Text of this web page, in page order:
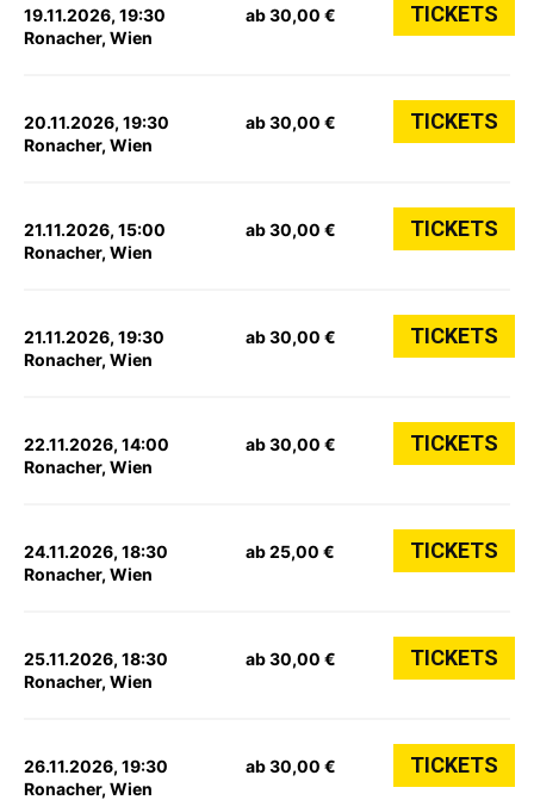
19.11.2026, 19:30
Ronacher, Wien
ab 30,00 € TICKETS
20.11.2026, 19:30
Ronacher, Wien
ab 30,00 € TICKETS
21.11.2026, 15:00
Ronacher, Wien
ab 30,00 € TICKETS
21.11.2026, 19:30
Ronacher, Wien
ab 30,00 € TICKETS
22.11.2026, 14:00
Ronacher, Wien
ab 30,00 € TICKETS
24.11.2026, 18:30
Ronacher, Wien
ab 25,00 € TICKETS
25.11.2026, 18:30
Ronacher, Wien
ab 30,00 € TICKETS
26.11.2026, 19:30
Ronacher, Wien
ab 30,00 € TICKETS